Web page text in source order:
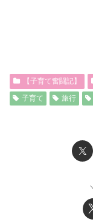
【子育て奮闘記】
子育て
旅行